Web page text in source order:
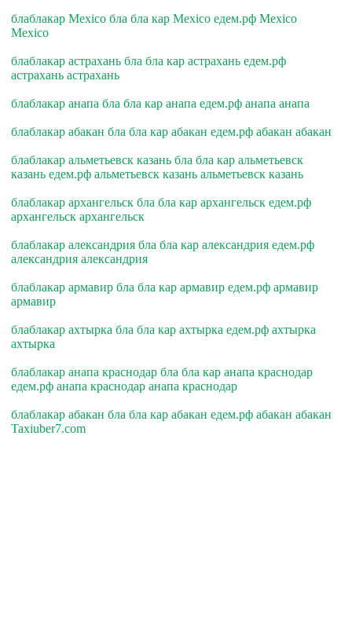
блаблакар Mexico бла бла кар Mexico едем.рф Mexico
Mexico
блаблакар астрахань бла бла кар астрахань едем.рф
астрахань астрахань
блаблакар анапа бла бла кар анапа едем.рф анапа анапа
блаблакар абакан бла бла кар абакан едем.рф абакан абакан
блаблакар альметьевск казань бла бла кар альметьевск
казань едем.рф альметьевск казань альметьевск казань
блаблакар архангельск бла бла кар архангельск едем.рф
архангельск архангельск
блаблакар александрия бла бла кар александрия едем.рф
александрия александрия
блаблакар армавир бла бла кар армавир едем.рф армавир
армавир
блаблакар ахтырка бла бла кар ахтырка едем.рф ахтырка
ахтырка
блаблакар анапа краснодар бла бла кар анапа краснодар
едем.рф анапа краснодар анапа краснодар
блаблакар абакан бла бла кар абакан едем.рф абакан абакан
Taxiuber7.com